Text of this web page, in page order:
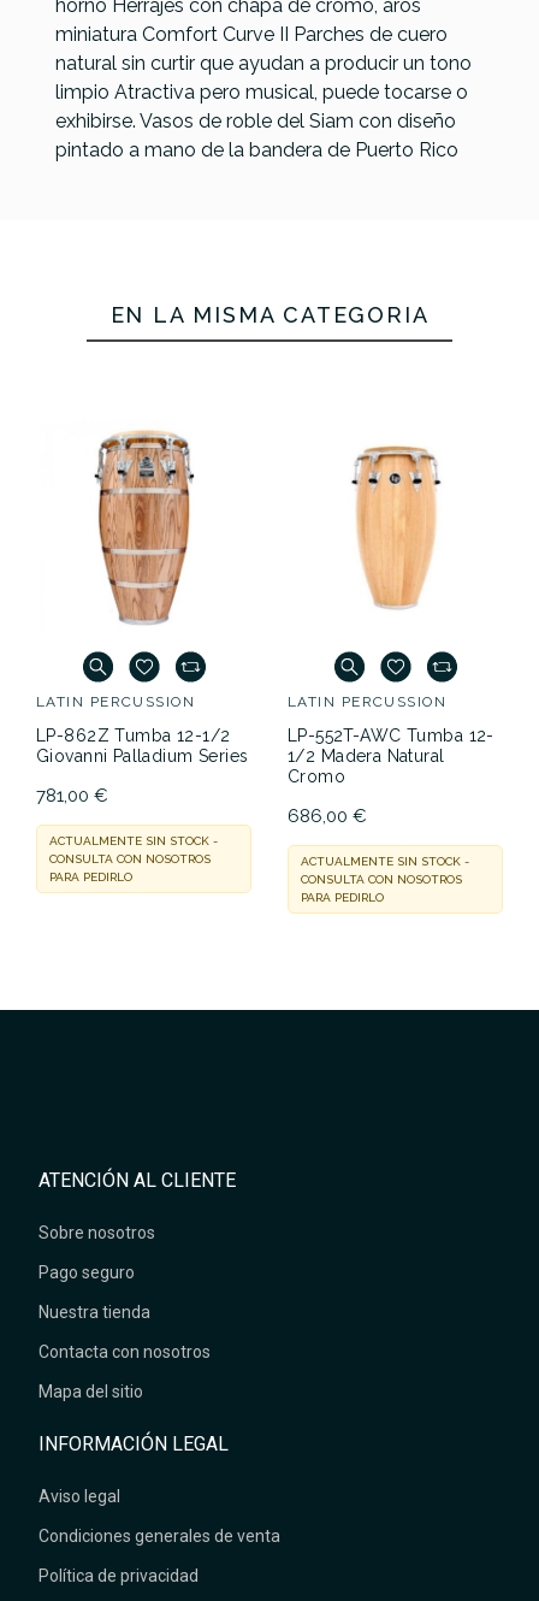
horno Herrajes con chapa de cromo, aros
miniatura Comfort Curve II Parches de cuero
natural sin curtir que ayudan a producir un tono
limpio Atractiva pero musical, puede tocarse o
exhibirse. Vasos de roble del Siam con diseño
pintado a mano de la bandera de Puerto Rico
EN LA MISMA CATEGORÍA
LATIN PERCUSSION
LP-862Z Tumba 12-1/2
Giovanni Palladium Series
781,00 €
ACTUALMENTE SIN STOCK -
CONSULTA CON NOSOTROS
PARA PEDIRLO
LATIN PERCUSSION
LP-552T-AWC Tumba 12-
1/2 Madera Natural
Cromo
686,00 €
ACTUALMENTE SIN STOCK -
CONSULTA CON NOSOTROS
PARA PEDIRLO
ATENCIÓN AL CLIENTE
Sobre nosotros
Pago seguro
Nuestra tienda
Contacta con nosotros
Mapa del sitio
INFORMACIÓN LEGAL
Aviso legal
Condiciones generales de venta
Política de privacidad